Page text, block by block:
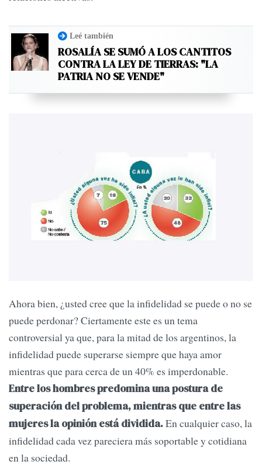
Leé también
ROSALÍA SE SUMÓ A LOS CANTITOS
CONTRA LA LEY DE TIERRAS: "LA
PATRIA NO SE VENDE"
Ahora bien, ¿usted cree que la infidelidad se puede o no se
puede perdonar? Ciertamente este es un tema
controversial ya que, para la mitad de los argentinos, la
infidelidad puede superarse siempre que haya amor
mientras que para cerca de un 40% es imperdonable.
Entre los hombres predomina una postura de
superación del problema, mientras que entre las
mujeres la opinión está dividida.En cualquier caso, la
infidelidad cada vez pareciera más soportable y cotidiana
en la sociedad.